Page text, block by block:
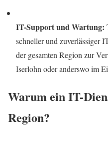
IT-Support und Wartung:
schneller und zuverlässiger
der gesamten Region zur
Iserlohn oder anderswo im
Warum ein IT-
Region?